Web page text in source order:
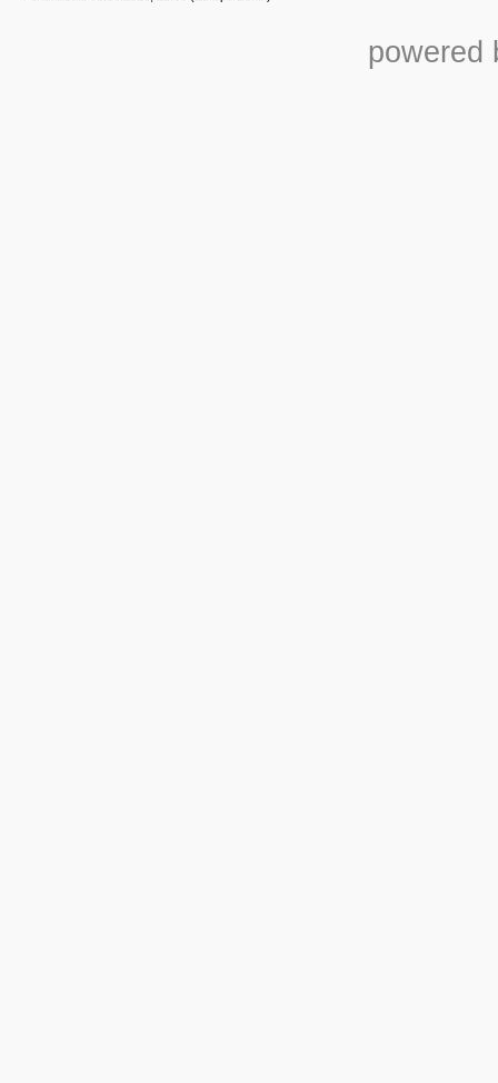
powered